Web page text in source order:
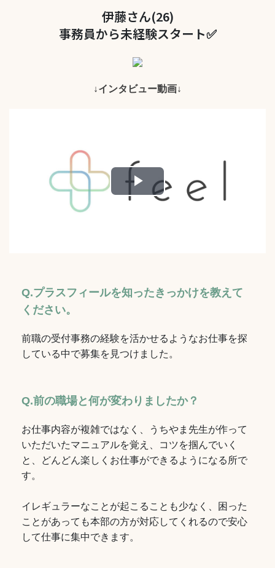
伊藤さん(26)
事務員から未経験スタート✅
↓インタビュー動画↓
Play
Q.プラスフィールを知ったきっかけを教えて
ください。
前職の受付事務の経験を活かせるようなお仕事を探
している中で募集を見つけました。
Q.前の職場と何が変わりましたか？
お仕事内容が複雑ではなく、うちやま先生が作って
いただいたマニュアルを覚え、コツを掴んでいく
と、どんどん楽しくお仕事ができるようになる所で
す。
イレギュラーなことが起こることも少なく、困った
ことがあっても本部の方が対応してくれるので安心
して仕事に集中できます。